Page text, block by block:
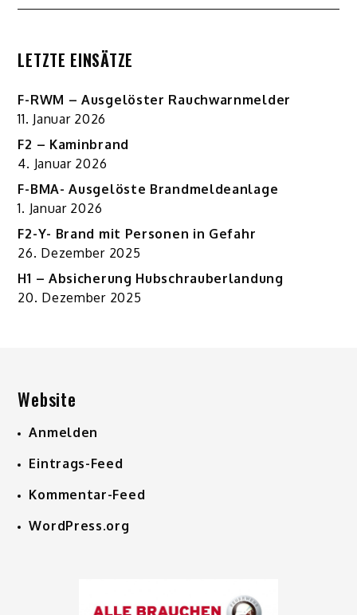
LETZTE EINSÄTZE
F-RWM – Ausgelöster Rauchwarnmelder
11. Januar 2026
F2 – Kaminbrand
4. Januar 2026
F-BMA- Ausgelöste Brandmeldeanlage
1. Januar 2026
F2-Y- Brand mit Personen in Gefahr
26. Dezember 2025
H1 – Absicherung Hubschrauberlandung
20. Dezember 2025
Website
Anmelden
Eintrags-Feed
Kommentar-Feed
WordPress.org